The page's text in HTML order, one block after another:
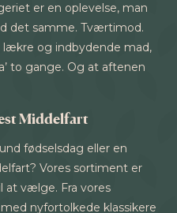
er en oplevelse, man
det samme. Tværtimod.
lækre og indbydende mad,
to gange. Og at aftenen
Middelfart
fødselsdag eller en
Vores sortiment er
at vælge. Fra vores
med nyfortolkede klassikere